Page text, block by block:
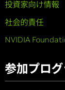
投資家向け情報
社会的責任
NVIDIA
参加プロ